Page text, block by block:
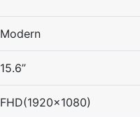
Modern
15.6”
FHD(1920×1080)